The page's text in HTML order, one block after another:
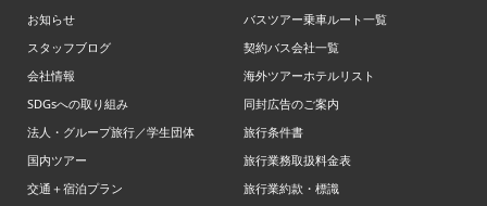
お知らせ
スタッフブログ
会社情報
SDGsへの取り組み
法人・グループ旅行／学生団体
国内ツアー
交通＋宿泊プラン
バスツアー乗車ルート一覧
契約バス会社一覧
海外ツアーホテルリスト
同封広告のご案内
旅行条件書
旅行業務取扱料金表
旅行業約款・標識